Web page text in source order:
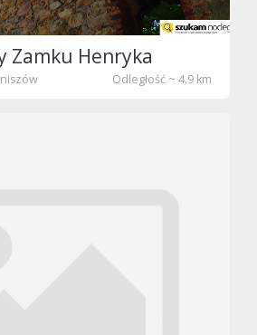
Zamku Henryka
Odległość ~ 4.9 km